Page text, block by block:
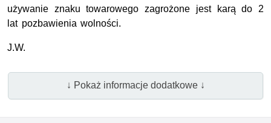
używanie znaku towarowego zagrożone jest karą do 2
lat pozbawienia wolności.
J.W.
↓ Pokaż informacje dodatkowe ↓